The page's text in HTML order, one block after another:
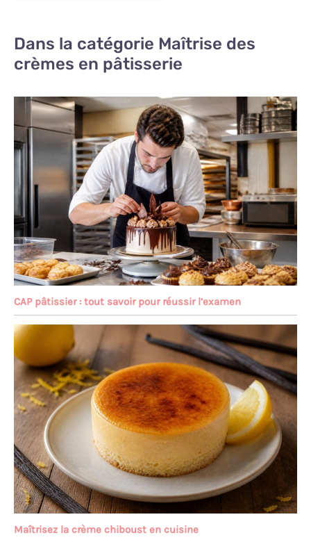
Dans la catégorie Maîtrise des
crèmes en pâtisserie
CAP pâtissier : tout savoir pour réussir l’examen
Maîtrisez la crème chiboust en cuisine